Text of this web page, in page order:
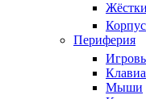
Периферия
Мыши